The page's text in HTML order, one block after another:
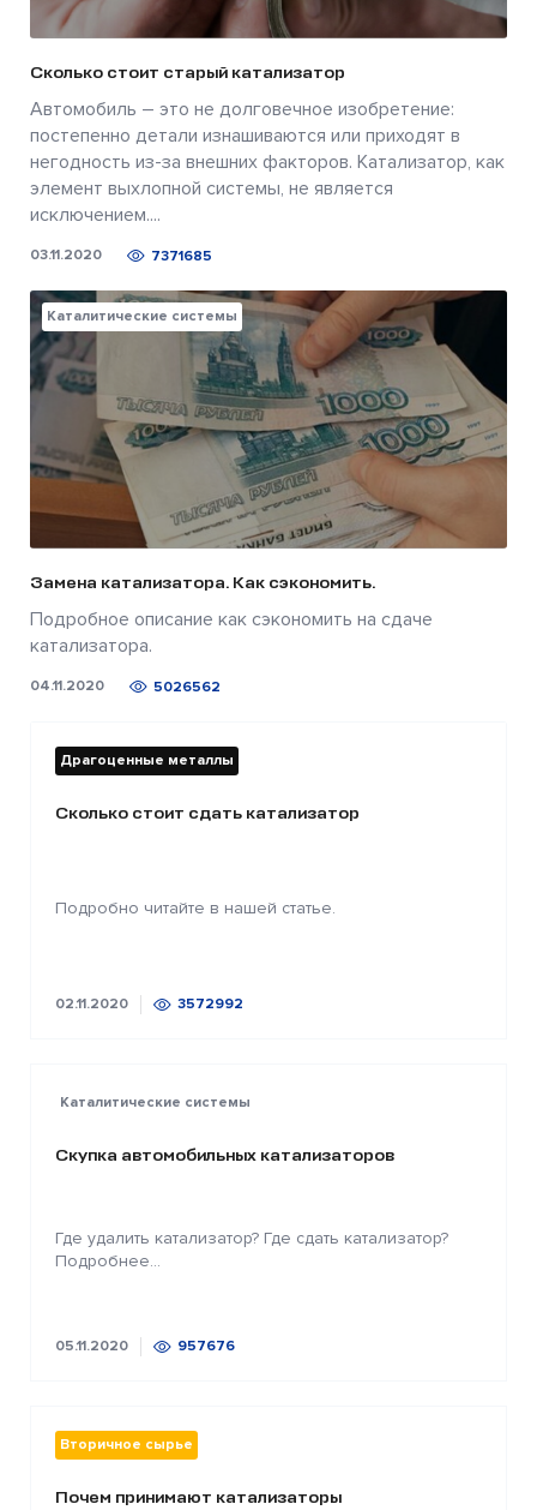
Сколько стоит старый катализатор
Автомобиль – это не долговечное изобретение:
постепенно детали изнашиваются или приходят в
негодность из-за внешних факторов. Катализатор, как
элемент выхлопной системы, не является
исключением....
03.11.2020 7371685
Каталитические системы
Замена катализатора. Как сэкономить.
Подробное описание как сэкономить на сдаче
катализатора.
04.11.2020 5026562
Драгоценные металлы
Сколько стоит сдать катализатор
Подробно читайте в нашей статье.
02.11.2020 3572992
Каталитические системы
Скупка автомобильных катализаторов
Где удалить катализатор? Где сдать катализатор?
Подробнее...
05.11.2020 957676
Вторичное сырье
Почем принимают катализаторы